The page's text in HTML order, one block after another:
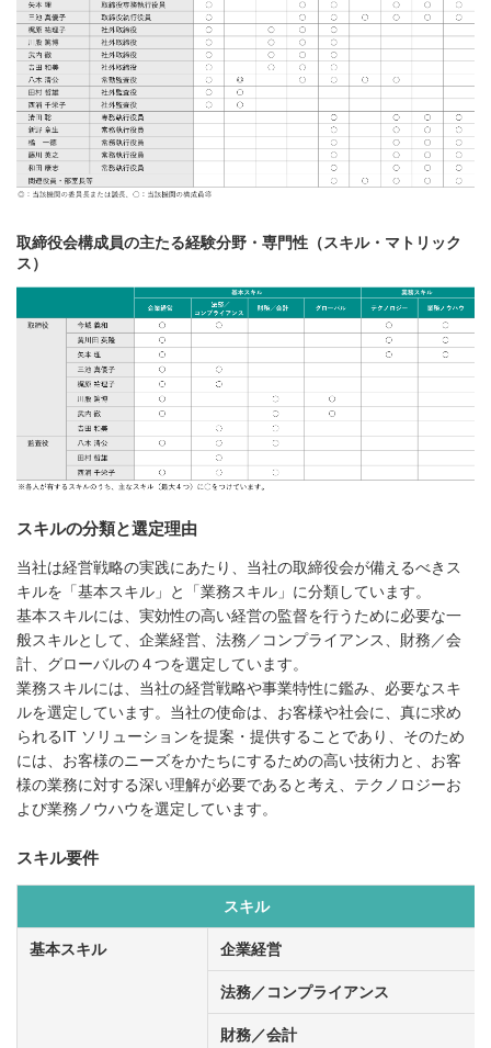
取締役会構成員の主たる経験分野・専門性（スキル・マトリック
ス）
スキルの分類と選定理由
当社は経営戦略の実践にあたり、当社の取締役会が備えるべきス
キルを「基本スキル」と「業務スキル」に分類しています。
基本スキルには、実効性の高い経営の監督を行うために必要な一
般スキルとして、企業経営、法務／コンプライアンス、財務／会
計、グローバルの４つを選定しています。
業務スキルには、当社の経営戦略や事業特性に鑑み、必要なスキ
ルを選定しています。当社の使命は、お客様や社会に、真に求め
られるIT ソリューションを提案・提供することであり、そのため
には、お客様のニーズをかたちにするための高い技術力と、お客
様の業務に対する深い理解が必要であると考え、テクノロジーお
よび業務ノウハウを選定しています。
スキル要件
スキル
基本スキル 企業経営
法務／コンプライアンス
財務／会計